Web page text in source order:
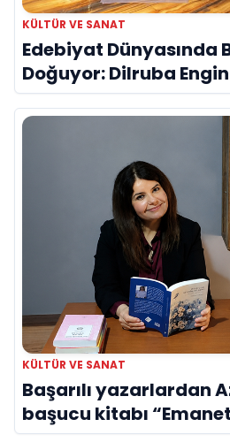
KÜLTÜR VE SANAT
Edebiyat Dünyasında
Doğuyor: Dilruba
Evreni ‘AVENOİR’
KÜLTÜR VE SANAT
Başarılı yazarlardan
başucu kitabı